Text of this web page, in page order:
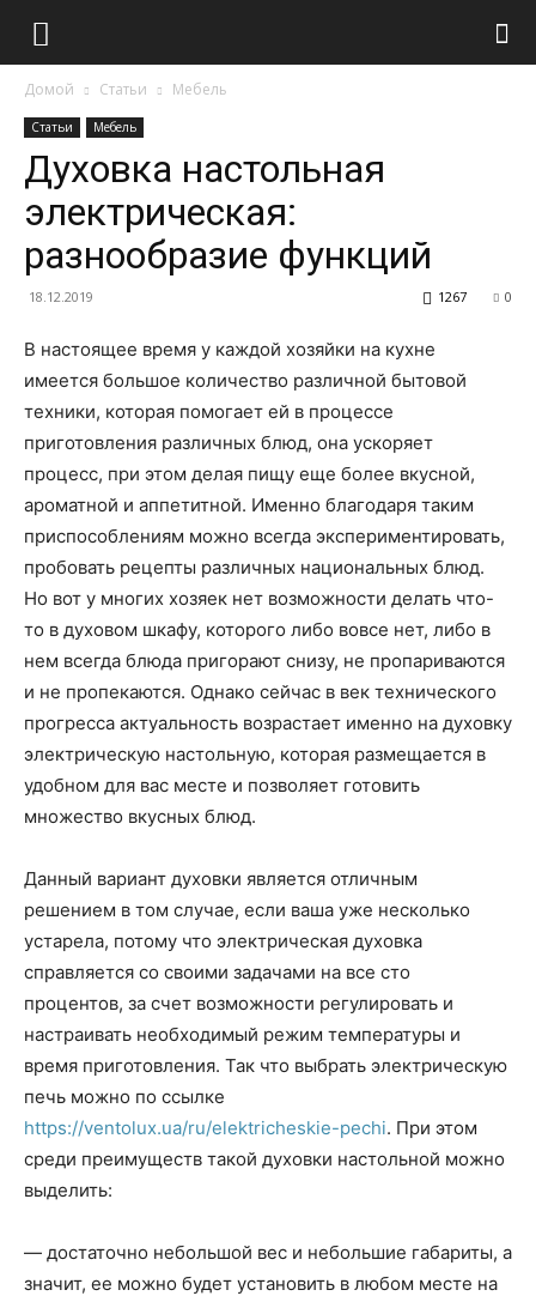
Домой Статьи Мебель
Статьи Мебель
Духовка настольная
электрическая:
разнообразие функций
18.12.2019 0
1267
В настоящее время у каждой хозяйки на кухне
имеется большое количество различной бытовой
техники, которая помогает ей в процессе
приготовления различных блюд, она ускоряет
процесс, при этом делая пищу еще более вкусной,
ароматной и аппетитной. Именно благодаря таким
приспособлениям можно всегда экспериментировать,
пробовать рецепты различных национальных блюд.
Но вот у многих хозяек нет возможности делать что-
то в духовом шкафу, которого либо вовсе нет, либо в
нем всегда блюда пригорают снизу, не пропариваются
и не пропекаются. Однако сейчас в век технического
прогресса актуальность возрастает именно на духовку
электрическую настольную, которая размещается в
удобном для вас месте и позволяет готовить
множество вкусных блюд.
Данный вариант духовки является отличным
решением в том случае, если ваша уже несколько
устарела, потому что электрическая духовка
справляется со своими задачами на все сто
процентов, за счет возможности регулировать и
настраивать необходимый режим температуры и
время приготовления. Так что выбрать электрическую
печь можно по ссылке
https://ventolux.ua/ru/elektricheskie-pechi. При этом
среди преимуществ такой духовки настольной можно
выделить:
— достаточно небольшой вес и небольшие габариты, а
значит, ее можно будет установить в любом месте на